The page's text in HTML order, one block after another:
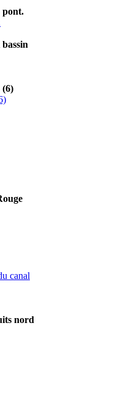
pont.
(6)
canal
nord